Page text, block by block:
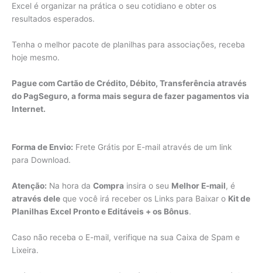
Excel é organizar na prática o seu cotidiano e obter os
resultados esperados.
Tenha o melhor pacote de planilhas para associações, receba
hoje mesmo.
Pague com Cartão de Crédito, Débito, Transferência através
do PagSeguro, a forma mais segura de fazer pagamentos via
Internet.
Forma de Envio: Frete Grátis por E-mail através de um link
para Download.
Atenção: Na hora da Compra insira o seu Melhor E-mail, é
através dele que você irá receber os Links para Baixar o Kit de
Planilhas Excel Pronto e Editáveis + os Bônus.
Caso não receba o E-mail, verifique na sua Caixa de Spam e
Lixeira.